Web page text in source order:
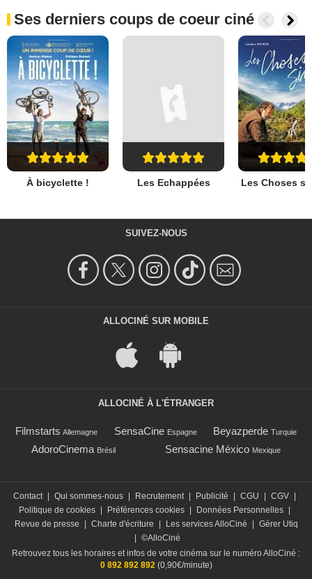
Ses derniers coups de coeur ciné
À bicyclette ! Les Echappées Les Choses
SUIVEZ-NOUS
ALLOCINÉ SUR MOBILE
ALLOCINÉ À L'ÉTRANGER
Filmstarts Allemagne SensaCine Espagne Beyazperde Turquie
AdoroCinema Brésil Sensacine México Mexique
Contact Qui sommes-nous Recrutement Publicité CGU CGV
Politique de cookies
Préférences cookies Données Personnelles
Revue de presse
Charte d'écriture Les services AlloCiné
Gérer Utiq
©AlloCiné
Retrouvez tous les horaires et infos de votre cinéma sur le numéro AlloCiné :
0 892 892 892(0,90€/minute)